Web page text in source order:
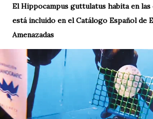
El Hippocampus guttulatus habita en las
está incluido en el Catálogo Español de
Amenazadas